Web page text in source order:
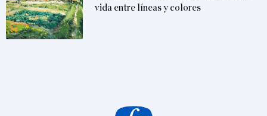
vida entre líneas y colores